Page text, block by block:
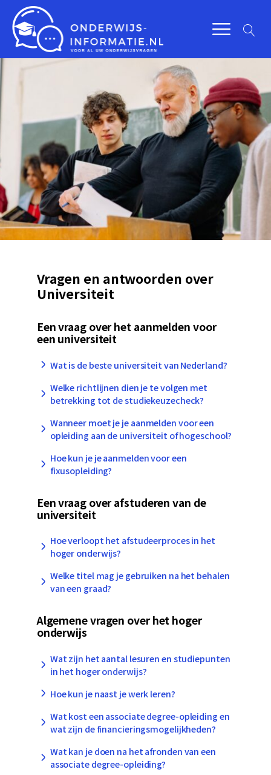
Vragen en antwoorden over
Universiteit
Een vraag over het aanmelden voor
een universiteit
Wat is de beste universiteit van Nederland?
Welke richtlijnen dien je te volgen met
betrekking tot de studiekeuzecheck?
Wanneer moet je je aanmelden voor een
opleiding aan de universiteit of hogeschool?
Hoe kun je je aanmelden voor een
fixusopleiding?
Een vraag over afstuderen van de
universiteit
Hoe verloopt het afstudeerproces in het
hoger onderwijs?
Welke titel mag je gebruiken na het behalen
van een graad?
Algemene vragen over het hoger
onderwijs
Wat zijn het aantal lesuren en studiepunten
in het hoger onderwijs?
Hoe kun je naast je werk leren?
Wat kost een associate degree-opleiding en
wat zijn de financieringsmogelijkheden?
Wat kan je doen na het afronden van een
associate degree-opleiding?